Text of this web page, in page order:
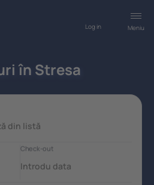
Meniu
Log in
în Stresa